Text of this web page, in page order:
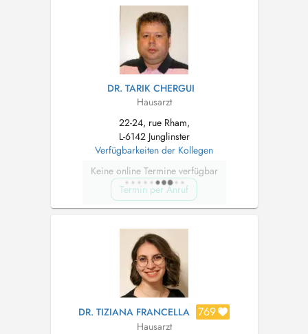
DR. TARIK CHERGUI
Hausarzt
22-24, rue Rham,
L-6142 Junglinster
Verfügbarkeiten der Kollegen
Keine online Termine verfügbar
Termin per Anruf
DR. TIZIANA FRANCELLA 769
Hausarzt